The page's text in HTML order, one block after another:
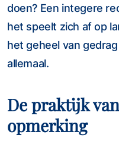
doen? Een integere
het speelt zich af op
het geheel van
allemaal.
De praktijk
opmerking